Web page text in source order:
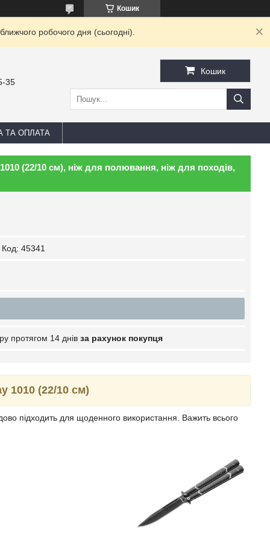
Кошик
робочого дня (сьогодні).
35
Кошик
ТА ОПЛАТА
(22/10 см), ніж для полювання, ніж для походів,
Код: 45341
протягом 14 днів за рахунок покупця
1010 (22/10 см)
підходить для щоденного використання. Важить всього